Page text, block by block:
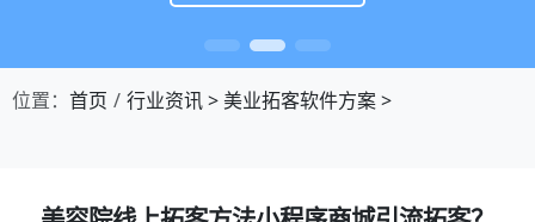
位置： 首页 行业资讯>美业拓客软件方案>